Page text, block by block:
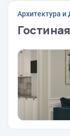
Архитектура и